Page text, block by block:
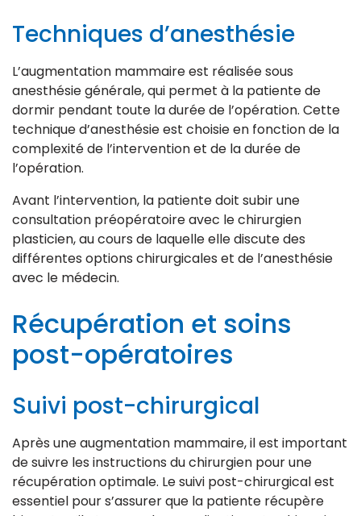
Techniques d’anesthésie
L’augmentation mammaire est réalisée sous
anesthésie générale, qui permet à la patiente de
dormir pendant toute la durée de l’opération. Cette
technique d’anesthésie est choisie en fonction de la
complexité de l’intervention et de la durée de
l’opération.
Avant l’intervention, la patiente doit subir une
consultation préopératoire avec le chirurgien
plasticien, au cours de laquelle elle discute des
différentes options chirurgicales et de l’anesthésie
avec le médecin.
Récupération et soins
post-opératoires
Suivi post-chirurgical
Après une augmentation mammaire, il est important
de suivre les instructions du chirurgien pour une
récupération optimale. Le suivi post-chirurgical est
essentiel pour s’assurer que la patiente récupère